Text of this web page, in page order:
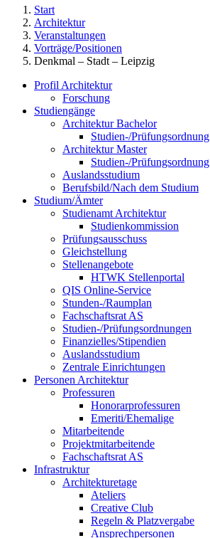
Start
Architektur
Veranstaltungen
Vorträge/Positionen
Denkmal – Stadt – Leipzig
Profil Architektur
Forschung
Studiengänge
Architektur Bachelor
Studien-/Prüfungsordnung
Architektur Master
Studien-/Prüfungsordnung
Auslandsstudium
Berufsbild/Nach dem Studium
Studium/Ämter
Studienamt Architektur
Studienkommission
Prüfungsausschuss
Gleichstellung
Stellenangebote
HTWK Stellenportal
QIS Online-Service
Stunden-/Raumplan
Fachschaftsrat AS
Studien-/Prüfungsordnungen
Finanzielles/Stipendien
Auslandsstudium
Zentrale Einrichtungen
Personen Architektur
Professuren
Honorarprofessuren
Emeriti/Ehemalige
Mitarbeitende
Projektmitarbeitende
Fachschaftsrat AS
Infrastruktur
Architekturetage
Ateliers
Creative Club
Regeln & Platzvergabe
Ansprechpersonen